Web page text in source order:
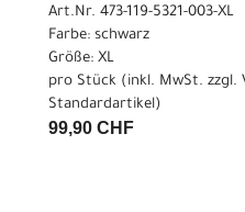
Art.Nr. 473-119-5321-003-XL
Farbe: schwarz
Größe: XL
pro Stück (inkl. MwSt. zzgl.
Standardartikel)
99,90 CHF